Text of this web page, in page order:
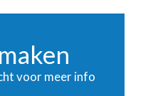
voor meer info